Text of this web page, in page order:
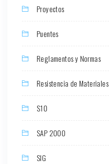
Proyectos
Puentes
Reglamentos y Normas
Resistencia de Materiales
S10
SAP 2000
SIG